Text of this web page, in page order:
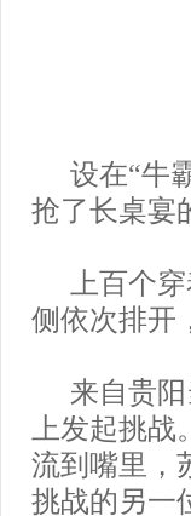
设在“牛
抢了长桌宴
上百个
侧依次排开
来自贵
上发起挑
流到嘴里，
挑战的另一